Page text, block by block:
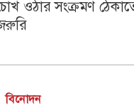
ওঠার সংক্রমণ
বিনোদন